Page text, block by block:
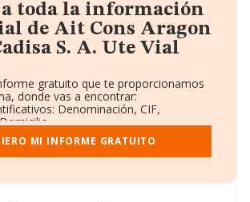
a toda la información
de Ait Cons Aragon
S. A. Ute Vial
gratuito que te proporcionamos
donde vas a encontrar:
Denominación, CIF,
Completo (BORME).
Evolución Ventas y Empleados.
Administración y Administradores.
MI INFORME GRATUITO